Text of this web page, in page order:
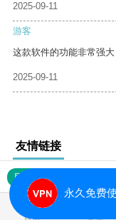
2025-09-11
游客
这款软件的功能非常强
2025-09-11
友情链接
网站地图
永久免费